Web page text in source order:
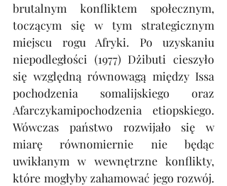
brutalnym konfliktem społecznym,
toczącym się w tym strategicznym
miejscu rogu Afryki. Po uzyskaniu
niepodległości (1977) Dżibuti cieszyło
się względną równowagą między Issa
pochodzenia somalijskiego oraz
Afarczykamipochodzenia etiopskiego.
Wówczas państwo rozwijało się w
miarę równomiernie nie będąc
uwikłanym w wewnętrzne konflikty,
które mogłyby zahamować jego rozwój.